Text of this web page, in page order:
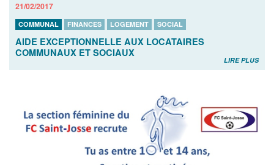
21/02/2017
COMMUNAL FINANCES LOGEMENT SOCIAL
AIDE EXCEPTIONNELLE AUX LOCATAIRES
COMMUNAUX ET SOCIAUX
LIRE PLUS